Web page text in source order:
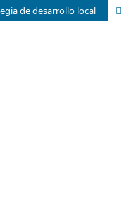
de desarrollo local